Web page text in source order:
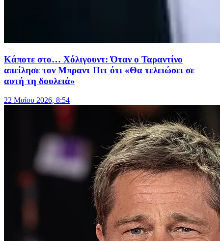
Κάποτε στο… Χόλιγουντ: Όταν ο Ταραντίνο
απείλησε τον Μπραντ Πιτ ότι «Θα τελειώσει σε
αυτή τη δουλειά»
22 Μαΐου 2026, 8:54